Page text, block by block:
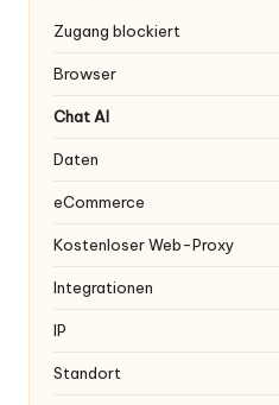
Zugang blockiert
Browser
Chat AI
Daten
eCommerce
Kostenloser Web-Proxy
Integrationen
IP
Standort